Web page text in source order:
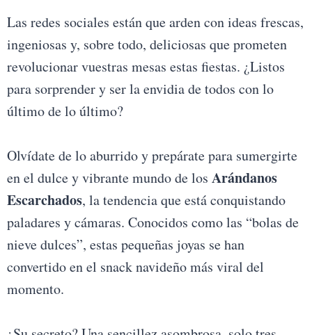
Las redes sociales están que arden con ideas frescas,
ingeniosas y, sobre todo, deliciosas que prometen
revolucionar vuestras mesas estas fiestas. ¿Listos
para sorprender y ser la envidia de todos con lo
último de lo último?
Olvídate de lo aburrido y prepárate para sumergirte
en el dulce y vibrante mundo de los Arándanos
Escarchados, la tendencia que está conquistando
paladares y cámaras. Conocidos como las “bolas de
nieve dulces”, estas pequeñas joyas se han
convertido en el snack navideño más viral del
momento.